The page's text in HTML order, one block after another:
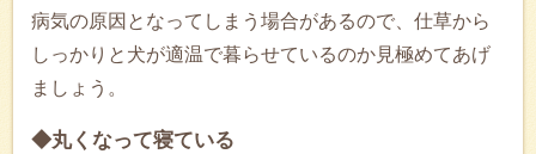
病気の原因となってしまう場合があるので、仕草から
しっかりと犬が適温で暮らせているのか見極めてあげ
ましょう。
◆丸くなって寝ている